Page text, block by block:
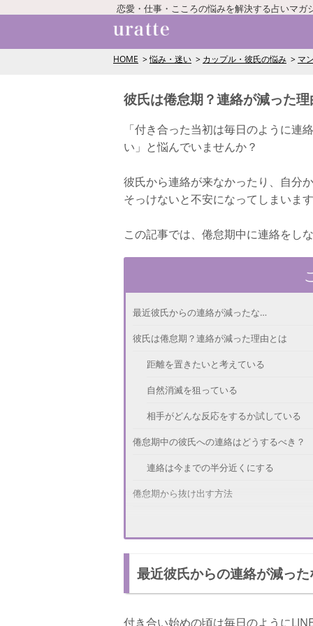
恋愛・仕事・こころの悩みを解決する占いマガ
HOME 悩み・迷い カップル・彼氏の悩み マ
彼氏は倦怠期？連絡が減った
「付き合った当初は毎日のように
い」と悩んでいませんか？
彼氏から連絡が来なかったり、自分
そっけないと不安になってしまいま
この記事では、倦怠期中に連絡をし
最近彼氏からの連絡が減ったな…
彼氏は倦怠期？連絡が減った理由とは
距離を置きたいと考えている
自然消滅を狙っている
相手がどんな反応をするか試している
倦怠期中の彼氏への連絡はどうするべき？
連絡は今までの半分近くにする
倦怠期から抜け出す方法
最近彼氏からの連絡が減っ
付き合い始めの頃は毎日のように